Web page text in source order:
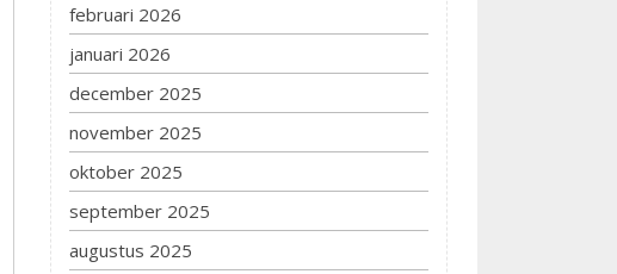
februari 2026
januari 2026
december 2025
november 2025
oktober 2025
september 2025
augustus 2025